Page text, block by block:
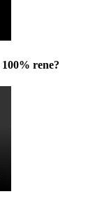
rene?